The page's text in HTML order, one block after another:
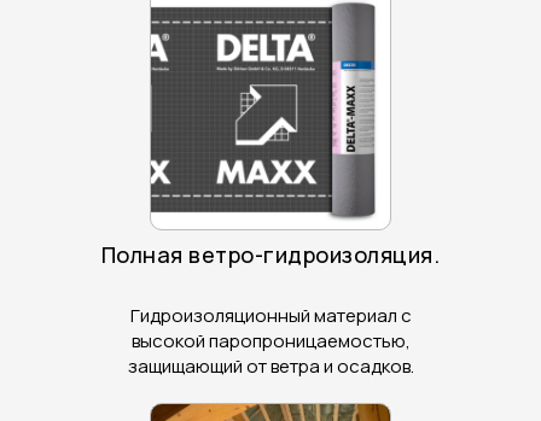
Гидроизоляционный материал с
высокой паропроницаемостью,
защищающий от ветра и осадков.
Полная ветро-гидроизоляция.